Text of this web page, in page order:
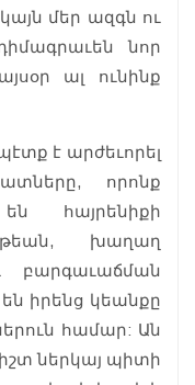
մեր ազգն ու
նոր
ալ ունինք
է արժեւորել
որոնք
հայրենիքի
խաղաղ
բարգաւաճման
իրենց կեանքը
համար: Ան
ներկայ պիտի